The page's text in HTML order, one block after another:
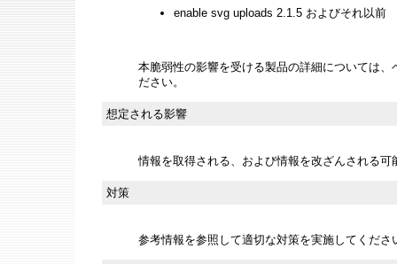
enable svg uploads 2.1.5 およびそれ以前
本脆弱性の影響を受ける製品の詳細については
ださい。
想定される影響
情報を取得される、および情報を改ざんされる可
対策
参考情報を参照して適切な対策を実施してくださ